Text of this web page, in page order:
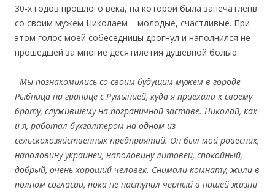
30-х годов прошлого века, на которой была запечатленв
со своим мужем Николаем – молодые, счастливые. При
этом голос моей собеседницы дрогнул и наполнился не
прошедшей за многие десятилетия душевной болью:
Мы познакомились со своим будущим мужем в городе
Рыбница на границе с Румынией, куда я приехала к своему
брату, служившему на пограничной заставе. Николай, как
и я, работал бухгалтером на одном из
сельскохозяйственных предприятий. Он был мой ровесник,
наполовину украинец, наполовину литовец, спокойный,
добрый, очень хороший человек. Снимали комнату, жили в
полном согласии, пока не наступил черный в нашей жизни